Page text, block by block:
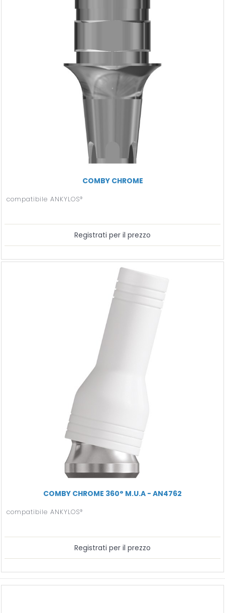
COMBY CHROME
compatibile ANKYLOS®
Registrati per il prezzo
COMBY CHROME 360° M.U.A - AN4762
compatibile ANKYLOS®
Registrati per il prezzo